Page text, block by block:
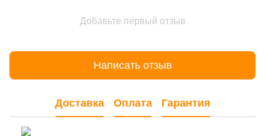
Добавьте первый отзыв
Написать отзыв
Доставка Оплата Гарантия